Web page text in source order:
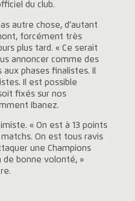
du club.
autre chose, d’autant
forcément très
plus tard. « Ce serait
annoncer comme des
phases finalistes. Il
Il est possible
fixés sur nos
Ibanez.
« On est à 13 points
On est tous ravis
une Champions
de bonne volonté, »